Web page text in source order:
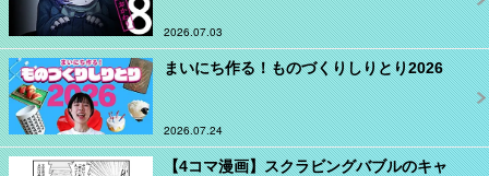
2026.07.03
まいにち作る！ものづくりしりとり2026
2026.07.24
【4コマ漫画】スクラビングバブルのキャ